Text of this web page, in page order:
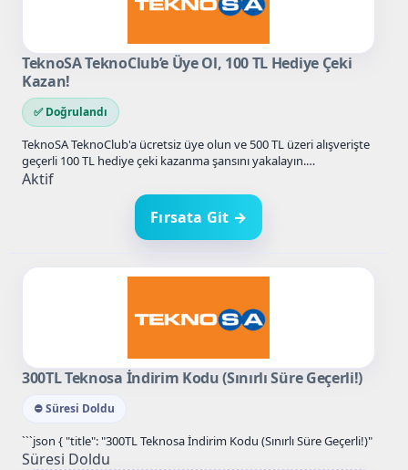
TeknoSA TeknoClub’e Üye Ol, 100 TL Hediye Çeki
Kazan!
✅ Doğrulandı
TeknoSA TeknoClub'a ücretsiz üye olun ve 500 TL üzeri alışverişte
geçerli 100 TL hediye çeki kazanma şansını yakalayın.…
Aktif
Fırsata Git →
300TL Teknosa İndirim Kodu (Sınırlı Süre Geçerli!)
⛔ Süresi Doldu
```json { "title": "300TL Teknosa İndirim Kodu (Sınırlı Süre Geçerli!)"
Süresi Doldu